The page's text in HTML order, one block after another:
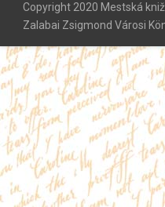
Copyright 2020 Mestská
Zalabai Zsigmond Városi